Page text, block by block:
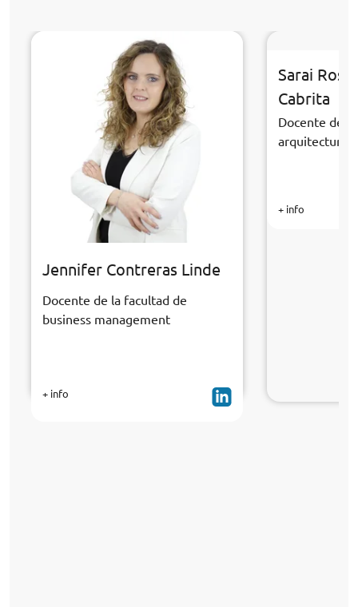
Jennifer Contreras Linde
Docente de la facultad de
business management
+ info
Sarai
Cabrita
Docente de
arquitectura
+ info